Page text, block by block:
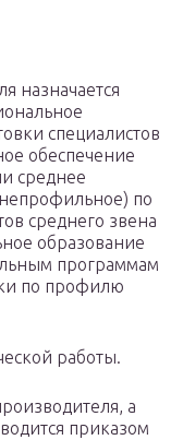
назначается
специалистов
обеспечение
среднее
по
среднего звена
образование
программам
по профилю
работы.
а
приказом